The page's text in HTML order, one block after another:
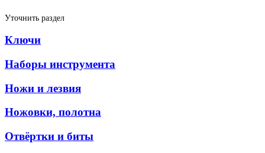
Уточнить раздел
Ключи
Наборы инструмента
Ножи и лезвия
Ножовки, полотна
Отвёртки и биты